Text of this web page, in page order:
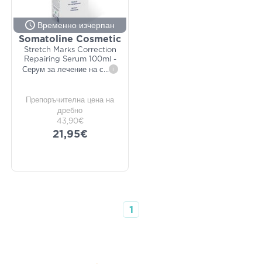
Временно изчерпан
Somatoline Cosmetic
Stretch Marks Correction
Repairing Serum 100ml -
Серум за лечение на с... i
Препоръчителна цена на
дребно
43,90€
21,95€
1